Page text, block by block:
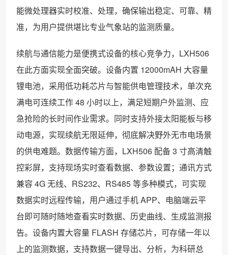
能微处理器实时校准、处理，确保输出稳定、可靠、精
准，为用户提供堪比专业气象站的监测质量。
续航与通信能力是便携式设备的核心竞争力，LXH506
在此方面实现全面突破。设备内置 12000mAH 大容量
锂电池，采用低功耗芯片与智能供电管理技术，单次充
满电可连续工作 48 小时以上，满足短期户外监测、应
急抢险的长时间作业需求。同时支持外接太阳能板与移
动电源，实现续航无限延伸，彻底解决野外无市电场景
的供电难题。数据传输方面，LXH506 配备 3 寸高清触
控彩屏，支持现场实时查看数据、参数设置；通讯方式
兼容 4G 无线、RS232、RS485 等多种模式，可实现
数据实时远程传输，用户通过手机 APP、电脑端云平
台即可随时随地查看实时数据、历史曲线、生成监测报
告。设备内置大容量 FLASH 存储芯片，可存储一年以
上的监测数据，支持数据一键导出、分析，为科研总